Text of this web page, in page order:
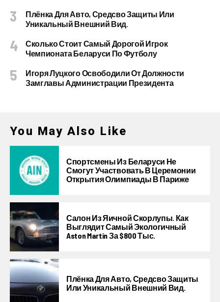
Плёнка Для Авто, Средсво Защиты Или
Уникальный Внешний Вид.
Сколько Стоит Самый Дорогой Игрок
Чемпионата Беларуси По Футболу
Игоря Луцкого Освободили От Должности
Замглавы Администрации Президента
You May Also Like
Спортсмены Из Беларуси Не
Смогут Участвовать В Церемонии
Открытия Олимпиады В Париже
Салон Из Яичной Скорлупы. Как
Выглядит Самый Экологичный
Aston Martin За $800 Тыс.
Плёнка Для Авто, Средсво Защиты
Или Уникальный Внешний Вид.